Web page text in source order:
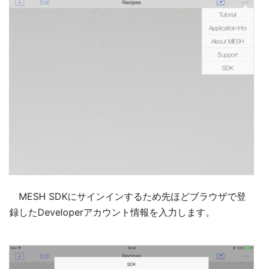
MESH SDKにサインインするため先ほどブラウザで登
録したDeveloperアカウント情報を入力します。